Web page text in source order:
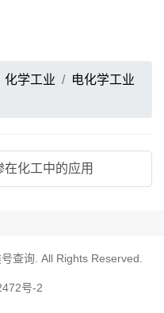
化学工业
电化学工业
在化工中的应用
查询 . All Rights Reserved.
号-2